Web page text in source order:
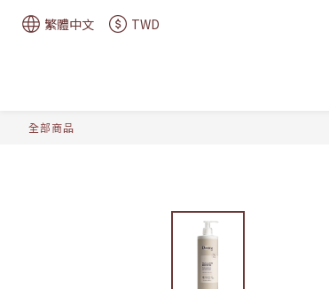
繁體中文 TWD
全部商品